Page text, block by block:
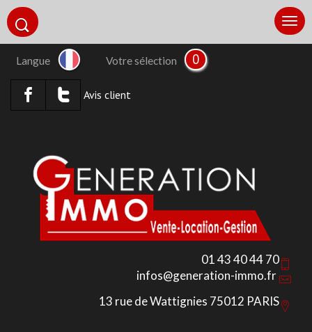
Langue Votre sélection 0
Avis client
01 43 40 44 70
infos@generation-immo.fr
13 rue de Wattignies 75012 PARIS